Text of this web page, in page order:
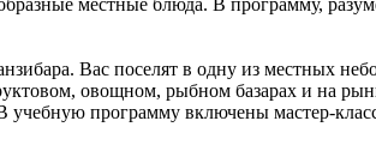
Вас поселят в одну из местных
овощном, рыбном базарах и на
учебную программу включены мастер-